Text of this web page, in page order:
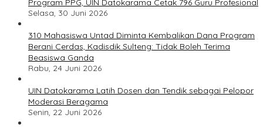
Program PPG, UIN Datokarama Cetak 796 Guru Profesional
Selasa, 30 Juni 2026
310 Mahasiswa Untad Diminta Kembalikan Dana Program
Berani Cerdas, Kadisdik Sulteng: Tidak Boleh Terima
Beasiswa Ganda
Rabu, 24 Juni 2026
UIN Datokarama Latih Dosen dan Tendik sebagai Pelopor
Moderasi Beragama
Senin, 22 Juni 2026